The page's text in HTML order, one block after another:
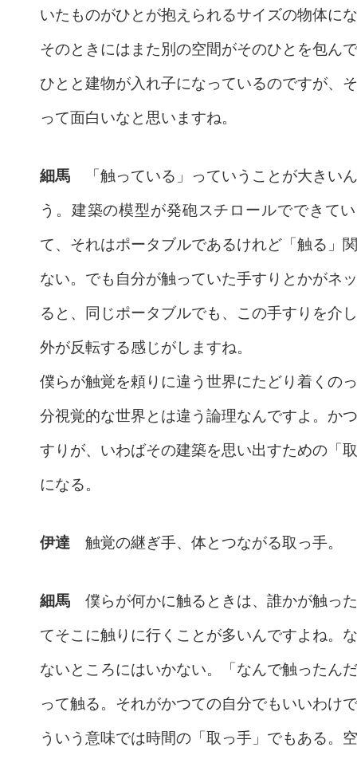
いたものがひとが抱えられるサイズの物体に
そのときにはまた別の空間がそのひとを包ん
ひとと建物が入れ子になっているのですが、
って面白いなと思いますね。
細馬 「触っている」っていうことが大きい
う。建築の模型が発砲スチロールでできて
て、それはポータブルであるけれど「触る」
ない。でも自分が触っていた手すりとかがネ
ると、同じポータブルでも、この手すりを介
外が反転する感じがしますね。
僕らが触覚を頼りに違う世界にたどり着くの
分視覚的な世界とは違う論理なんですよ。か
すりが、いわばその建築を思い出すための「
になる。
伊達 触覚の継ぎ手、体とつながる取っ手。
細馬 僕らが何かに触るときは、誰かが触っ
てそこに触りに行くことが多いんですよね。
ないところにはいかない。「なんで触ったん
って触る。それがかつての自分でもいいわけ
ういう意味では時間の「取っ手」でもある。